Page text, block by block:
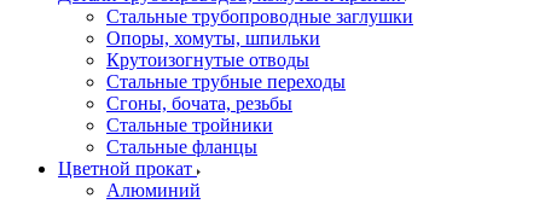
Стальные трубопроводные заглушки
Опоры, хомуты, шпильки
Крутоизогнутые отводы
Стальные трубные переходы
Сгоны, бочата, резьбы
Стальные тройники
Стальные фланцы
Цветной прокат
Алюминий